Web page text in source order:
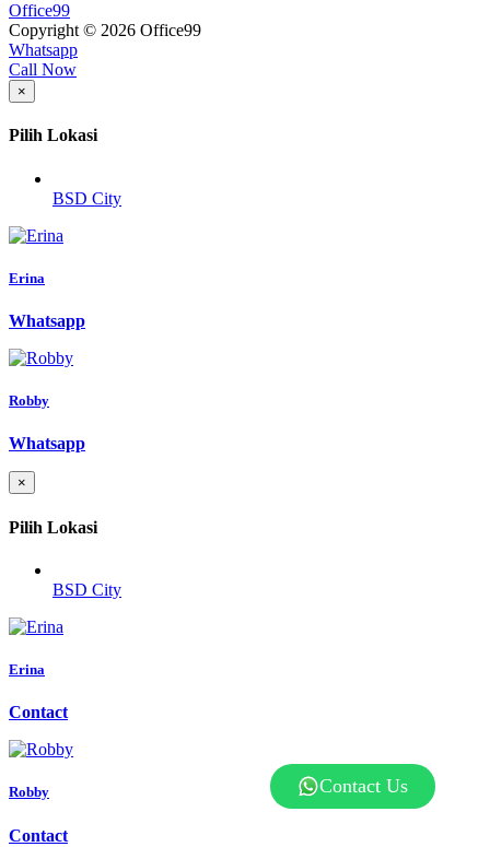
Office99
Copyright © 2026 Office99
Whatsapp
Call Now
×
Pilih Lokasi
BSD City
Erina
Whatsapp
Robby
Whatsapp
×
Pilih Lokasi
BSD City
Erina
Contact
Robby
Contact
Contact Us